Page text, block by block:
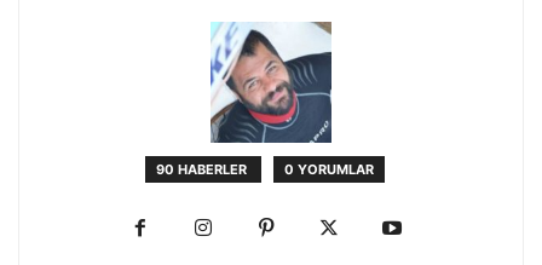
90 HABERLER 0 YORUMLAR